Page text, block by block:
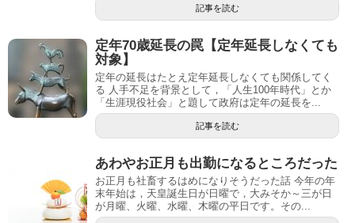
記事を読む
定年70歳延長の罠【定年延長しなくても
対象】
定年の延長はたとえ定年延長しなくても関係してく
る 人手不足を背景として，「人生100年時代」とか
「生涯現役社会」と題して政府は定年の延長を...
記事を読む
あわやお正月も出勤になるところだった
お正月も社畜するはめになりそうだった話 今年の年
末年始は，天皇誕生日が日曜で，大みそか～三が日
が月曜、火曜、水曜、木曜の平日です。その...